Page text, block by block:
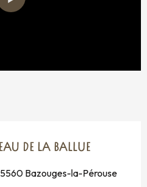
DE LA BALLUE
Bazouges-la-Pérouse